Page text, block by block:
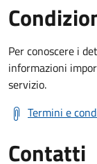
Per conoscere i
informazioni
servizio.
Termini e
Contatti